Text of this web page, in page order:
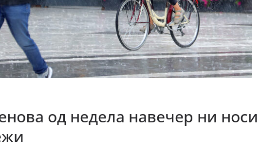
од недела навечер ни носи